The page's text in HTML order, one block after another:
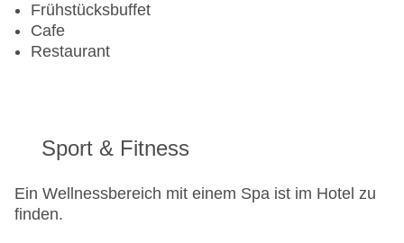
Frühstücksbuffet
Cafe
Restaurant
Sport & Fitness
Ein Wellnessbereich mit einem Spa ist im Hotel zu
finden.